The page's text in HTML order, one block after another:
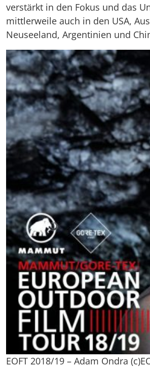
verstärkt in den Fokus und das
mittlerweile auch in den USA,
Neuseeland, Argentinien und
EOFT 2018/19 – Adam Ondra